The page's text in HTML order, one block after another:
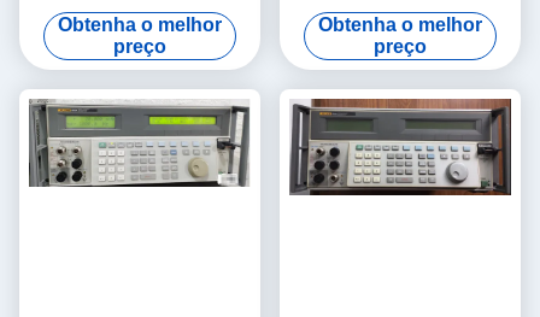
5502A multi
Obtenha o melhor
preço
de Multiscene 600
megahertz
Obtenha o melhor
preço